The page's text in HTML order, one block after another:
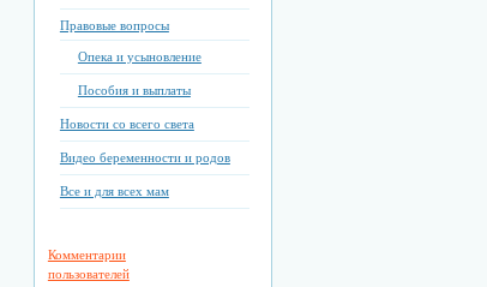
Правовые вопросы
Опека и усыновление
Пособия и выплаты
Новости со всего света
Видео беременности и родов
Все и для всех мам
Комментарии
пользователей